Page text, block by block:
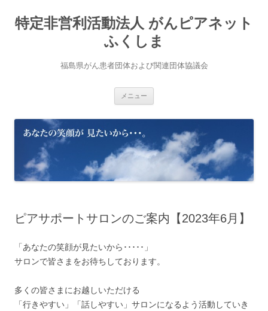
テ
ン
特定非営利活動法人 がんピアネット
ふくしま
福島県がん患者団体および関連団体協議会
メニュー
ピアサポートサロンのご案内【2023年6月】
「あなたの笑顔が見たいから･････」
サロンで皆さまをお待ちしております。
多くの皆さまにお越しいただける
「行きやすい」「話しやすい」サロンになるよう活動していき